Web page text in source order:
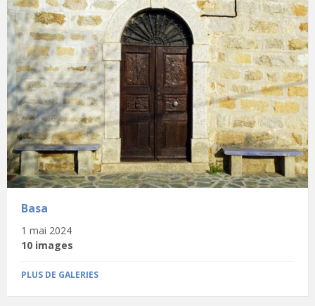
Basa
1 mai 2024
10 images
PLUS DE GALERIES